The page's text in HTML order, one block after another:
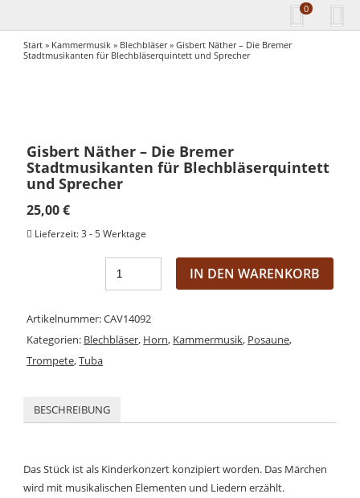
0
Start » Kammermusik » Blechbläser» Gisbert Näther – Die Bremer
Stadtmusikanten für Blechbläserquintett und Sprecher
Gisbert Näther – Die Bremer
Stadtmusikanten für Blechbläserquintett
und Sprecher
25,00€
Lieferzeit:3 - 5 Werktage
IN DEN WARENKORB
Artikelnummer:CAV14092
Kategorien: Blechbläser, Horn, Kammermusik, Posaune,
Trompete,Tuba
BESCHREIBUNG
Das Stück ist als Kinderkonzert konzipiert worden. Das Märchen
wird mit musikalischen Elementen und Liedern erzählt.